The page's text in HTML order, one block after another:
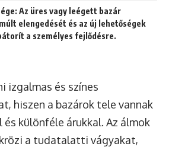
Az üres vagy leégett bazár
elengedését és az új lehetőségek
a személyes fejlődésre.
izgalmas és színes
hiszen a bazárok tele vannak
különféle árukkal. Az álmok
a tudatalatti vágyakat,